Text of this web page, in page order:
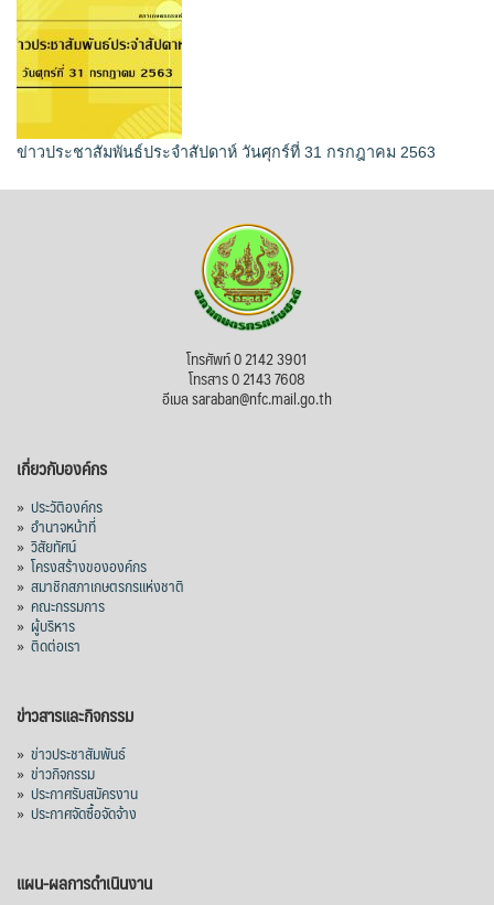
ข่าวประชาสัมพันธ์ประจำสัปดาห์ วันศุกร์ที่ 31 กรกฎาคม 2563
โทรศัพท์ 0 2142 3901
โทรสาร 0 2143 7608
อีเมล saraban@nfc.mail.go.th
เกี่ยวกับองค์กร
» ประวัติองค์กร
» อำนาจหน้าที่
» วิสัยทัศน์
» โครงสร้างขององค์กร
» สมาชิกสภาเกษตรกรแห่งชาติ
» คณะกรรมการ
» ผู้บริหาร
» ติดต่อเรา
ข่าวสารและกิจกรรม
» ข่าวประชาสัมพันธ์
» ข่าวกิจกรรม
» ประกาศรับสมัครงาน
» ประกาศจัดซื้อจัดจ้าง
แผน-ผลการดำเนินงาน